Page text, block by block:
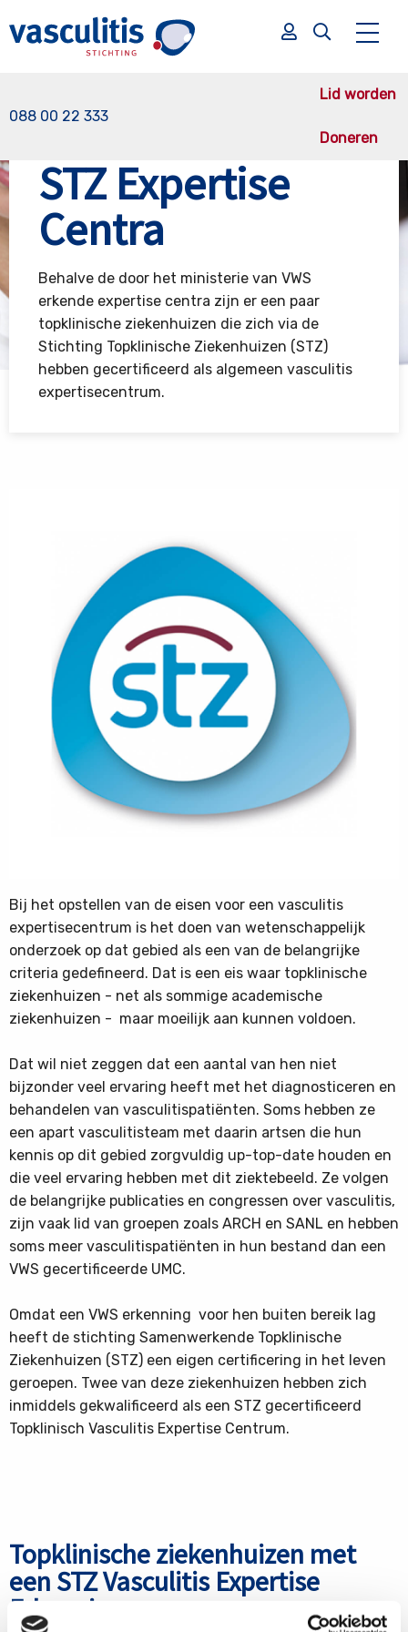
088 00 22 333
Lid worden
Doneren
Zoek
Zoek
STZ Expertise
Centra
Behalve de door het ministerie van VWS
erkende expertise centra zijn er een paar
topklinische ziekenhuizen die zich via de
Stichting Topklinische Ziekenhuizen (STZ)
hebben gecertificeerd als algemeen vasculitis
expertisecentrum.
Bij het opstellen van de eisen voor een vasculitis
expertisecentrum is het doen van wetenschappelijk
onderzoek op dat gebied als een van de belangrijke
criteria gedefineerd. Dat is een eis waar topklinische
ziekenhuizen - net als sommige academische
ziekenhuizen - maar moeilijk aan kunnen voldoen.
Dat wil niet zeggen dat een aantal van hen niet
bijzonder veel ervaring heeft met het diagnosticeren en
behandelen van vasculitispatiënten. Soms hebben ze
een apart vasculitisteam met daarin artsen die hun
kennis op dit gebied zorgvuldig up-top-date houden en
die veel ervaring hebben met dit ziektebeeld. Ze volgen
de belangrijke publicaties en congressen over vasculitis,
zijn vaak lid van groepen zoals ARCH en SANL en hebben
soms meer vasculitispatiënten in hun bestand dan een
VWS gecertificeerde UMC.
Omdat een VWS erkenning voor hen buiten bereik lag
heeft de stichting Samenwerkende Topklinische
Ziekenhuizen (STZ) een eigen certificering in het leven
geroepen. Twee van deze ziekenhuizen hebben zich
inmiddels gekwalificeerd als een STZ gecertificeerd
Topklinisch Vasculitis Expertise Centrum.
Topklinische ziekenhuizen met
een STZ Vasculitis Expertise
Erkenning